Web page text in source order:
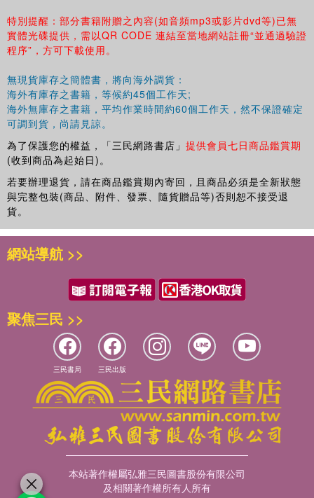
23．甲克苔科Jackiellaceae
24．隱蒴苔科Adelanthaceae
25．歧舌苔科Schistochilaceae
26．扁萼苔科Radulaceae
27．紫葉苔科Pleuroziaceae
28．光萼苔科Porellaceae
29．耳葉苔科Frullaniaceae
31．小葉苔科Fossombroniaceae
32．壺苞苔科Blasiaceae
33．帶葉苔科Pallaviciniaceae
34．南溪苔科Makinoaceae
35．綠片苔科(片葉苔科)Aneuraceae
36．叉苔科Metzgeriaceae
37．溪苔科Pelliaceae
……
第四卷
第五卷
第十卷
第十二卷
第十四卷
特別提醒：部分書籍附贈之內容(如音頻mp3或影片dvd等)已無
實體光碟提供，需以QR CODE 連結至當地網站註冊“並通過驗證
程序”，方可下載使用。
無現貨庫存之簡體書，將向海外調貨：
海外有庫存之書籍，等候約45個工作天;
海外無庫存之書籍，平均作業時間約60個工作天，然不保證確定
可調到貨，尚請見諒。
為了保護您的權益，「三民網路書店」 提供會員七日商品鑑賞期
(收到商品為起始日)。
若要辦理退貨，請在商品鑑賞期內寄回，且商品必須是全新狀態
與完整包裝(商品、附件、發票、隨貨贈品等)否則恕不接受退
貨。
網站導航 >>
聚焦三民 >>
三民書局 三民出版
本站著作權屬弘雅三民圖書股份有限公司
及相關著作權所有人所有